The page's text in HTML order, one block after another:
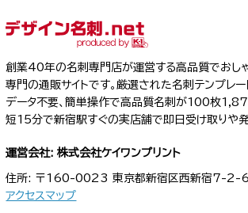
創業40年の名刺専門店が運営する高品質でおし
専門の通販サイトです。厳選された名刺テンプレ
データ不要、簡単操作で高品質名刺が100枚
短15分で新宿駅すぐの実店舗で即日受け取りや発
運営会社: 株式会社ケイワンプリント
住所: 〒160-0023 東京都新宿区西新宿7-2-
アクセスマップ